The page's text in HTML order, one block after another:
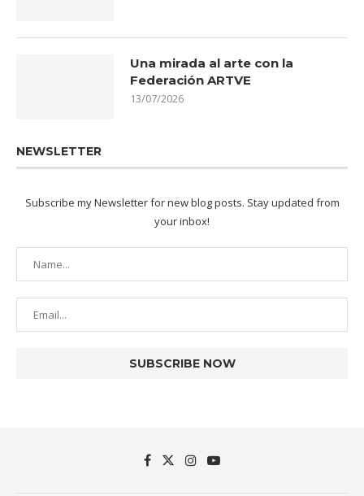
Una mirada al arte con la
Federación ARTVE
13/07/2026
NEWSLETTER
Subscribe my Newsletter for new blog posts. Stay updated from
your inbox!